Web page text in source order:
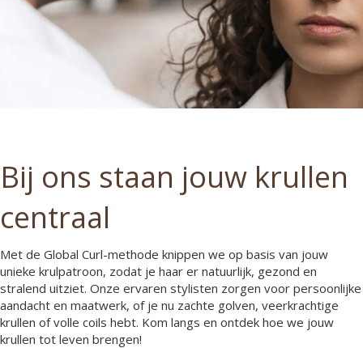
Bij ons staan jouw krullen
centraal
Met de Global Curl-methode knippen we op basis van jouw
unieke krulpatroon, zodat je haar er natuurlijk, gezond en
stralend uitziet. Onze ervaren stylisten zorgen voor persoonlijke
aandacht en maatwerk, of je nu zachte golven, veerkrachtige
krullen of volle coils hebt. Kom langs en ontdek hoe we jouw
krullen tot leven brengen!